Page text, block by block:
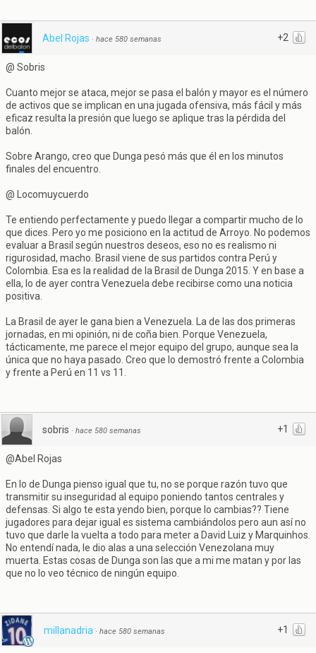
+2
Abel Rojas · hace 580 semanas
@ Sobris
Cuanto mejor se ataca, mejor se pasa el balón y mayor es el número
de activos que se implican en una jugada ofensiva, más fácil y más
eficaz resulta la presión que luego se aplique tras la pérdida del
balón.
Sobre Arango, creo que Dunga pesó más que él en los minutos
finales del encuentro.
@ Locomuycuerdo
Te entiendo perfectamente y puedo llegar a compartir mucho de lo
que dices. Pero yo me posiciono en la actitud de Arroyo. No podemos
evaluar a Brasil según nuestros deseos, eso no es realismo ni
rigurosidad, macho. Brasil viene de sus partidos contra Perú y
Colombia. Esa es la realidad de la Brasil de Dunga 2015. Y en base a
ella, lo de ayer contra Venezuela debe recibirse como una noticia
positiva.
La Brasil de ayer le gana bien a Venezuela. La de las dos primeras
jornadas, en mi opinión, ni de coña bien. Porque Venezuela,
tácticamente, me parece el mejor equipo del grupo, aunque sea la
única que no haya pasado. Creo que lo demostró frente a Colombia
y frente a Perú en 11 vs 11.
+1
sobris · hace 580 semanas
@Abel Rojas
En lo de Dunga pienso igual que tu, no se porque razón tuvo que
transmitir su inseguridad al equipo poniendo tantos centrales y
defensas. Si algo te esta yendo bien, porque lo cambias?? Tiene
jugadores para dejar igual es sistema cambiándolos pero aun así no
tuvo que darle la vuelta a todo para meter a David Luiz y Marquinhos.
No entendí nada, le dio alas a una selección Venezolana muy
muerta. Estas cosas de Dunga son las que a mi me matan y por las
que no lo veo técnico de ningún equipo.
+1
millanadria · hace 580 semanas